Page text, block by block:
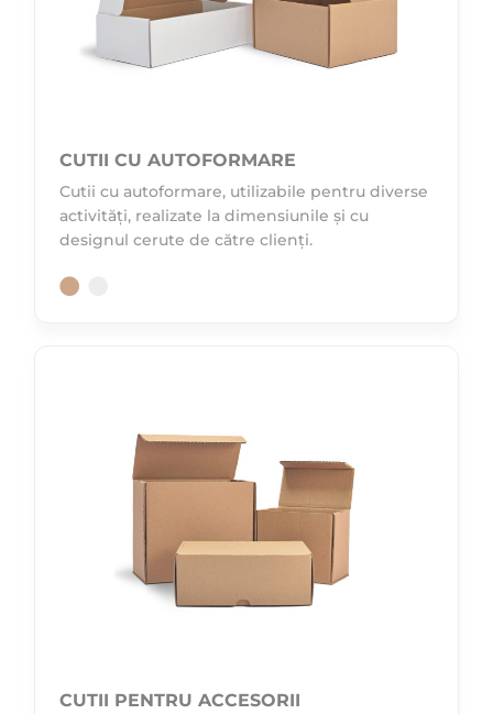
CUTII CU AUTOFORMARE
Cutii cu autoformare, utilizabile pentru diverse
activități, realizate la dimensiunile și cu
designul cerute de către clienți.
CUTII PENTRU ACCESORII